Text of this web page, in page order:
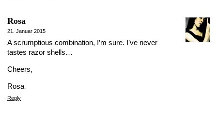
Rosa
21. Januar 2015
A scrumptious combination, I’m sure. I’ve never
tastes razor shells…
Cheers,
Rosa
Reply